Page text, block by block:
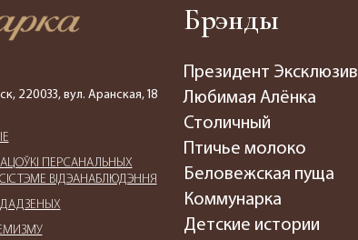
220033, вул. Аранская, 18
ПЕРСАНАЛЬНЫХ
ВІДЭАНАБЛЮДЭННЯ
Брэнды
Президент Эксклюзив
Любимая Алёнка
Столичный
Птичье молоко
Беловежская пуща
Коммунарка
Детские истории